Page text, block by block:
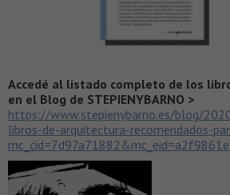
Accedé al listado completo de los
en el Blog de STEPIENYBARNO >
https://www.stepienybarno.es/blog/
libros-de-arquitectura-recomendados-